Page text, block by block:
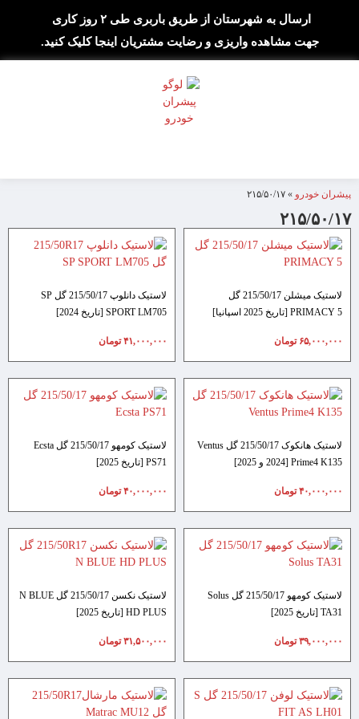
ارسال به شهرستان از طریق باربری طی ۲ روز کاری
جهت مشاهده واریزی و رضایت مشتریان اینجا کلیک کنید.
پیشران خودرو » ۲۱۵/۵۰/۱۷
۲۱۵/۵۰/۱۷
لاستیک میشلن 215/50/17 گل
PRIMACY 5 [تاریخ 2025 اسپانیا]
۶۵,۰۰۰,۰۰۰ تومان
لاستیک دانلوپ 215/50/17 گل SP
SPORT LM705 [تاریخ 2024]
۴۱,۰۰۰,۰۰۰ تومان
لاستیک هانکوک 215/50/17 گل Ventus
Prime4 K135 [2024 و 2025]
۴۰,۰۰۰,۰۰۰ تومان
لاستیک کومهو 215/50/17 گل Ecsta
PS71 [تاریخ 2025]
۴۰,۰۰۰,۰۰۰ تومان
لاستیک کومهو 215/50/17 گل Solus
TA31 [تاریخ 2025]
۳۹,۰۰۰,۰۰۰ تومان
لاستیک نکسن 215/50/17 گل N BLUE
HD PLUS [تاریخ 2025]
۳۱,۵۰۰,۰۰۰ تومان